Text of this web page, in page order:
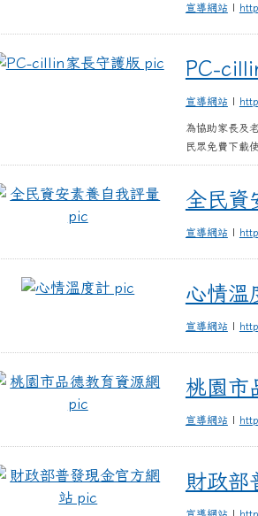
宣導網站 |
PC-cillin家長
PC-
宣導網站 |
為協助家長及
民眾免費下載使
全民資安素養
全民資
宣導網站 |
心情溫度計心情溫
宣導網站 |
桃園市品德
桃園市
宣導網站 |
財政部普發
財政部
|